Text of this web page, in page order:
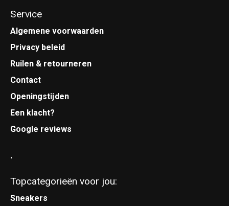
Service
Algemene voorwaarden
Privacy beleid
Ruilen & retourneren
Contact
Openingstijden
Een klacht?
Google reviews
.
Topcategorieën voor jou:
Sneakers